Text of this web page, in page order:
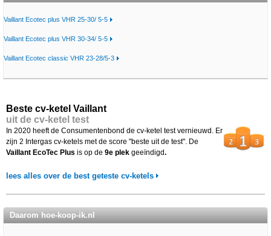
Vaillant Ecotec plus VHR 25-30/ 5-5
Vaillant Ecotec plus VHR 30-34/ 5-5
Vaillant Ecotec classic VHR 23-28/5-3
Beste cv-ketel Vaillant
uit de cv-ketel test
In 2020 heeft de Consumentenbond de cv-ketel test vernieuwd. Er
zijn 2 Intergas cv-ketels met de score "beste uit de test". De
Vaillant EcoTec Plus is op de 9e plek geeïndigd.
lees alles over de best geteste cv-ketels
Daarom hoe-koop-ik.nl